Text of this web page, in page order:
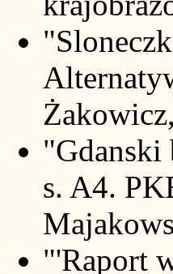
"Gdanski
s. A4.
"'Raport